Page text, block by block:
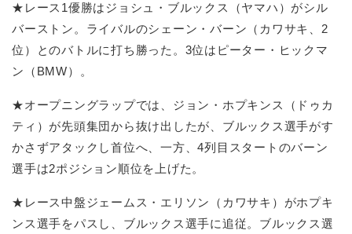
★レース1優勝はジョシュ・ブルックス（ヤマハ）がシル
バーストン。ライバルのシェーン・バーン（カワサキ、2
位）とのバトルに打ち勝った。3位はピーター・ヒックマ
ン（BMW）。
★オープニングラップでは、ジョン・ホプキンス（ドゥカ
ティ）が先頭集団から抜け出したが、ブルックス選手がす
かさずアタックし首位へ、一方、4列目スタートのバーン
選手は2ポジション順位を上げた。
★レース中盤ジェームス・エリソン（カワサキ）がホプキ
ンス選手をパスし、ブルックス選手に追従。ブルックス選